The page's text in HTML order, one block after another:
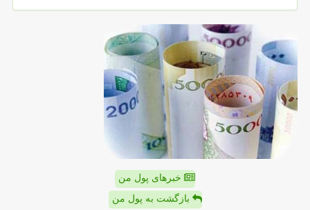
خبرهای پول من
بازگشت به پول من